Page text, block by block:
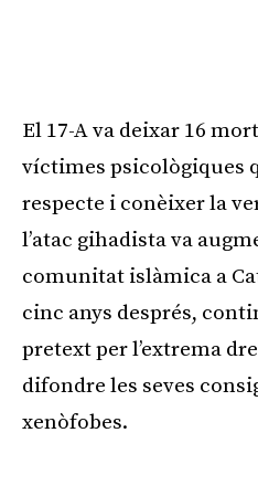
El 17-A va deixar 16
víctimes psicològiques
respecte i conèixer la
l’atac gihadista va
comunitat islàmica a
cinc anys després,
pretext per l’extrema
difondre les seves
xenòfobes.